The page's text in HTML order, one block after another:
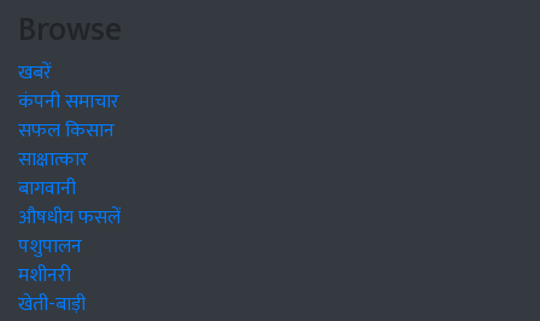
Browse
खबरें
कंपनी समाचार
सफल किसान
साक्षात्कार
बागवानी
औषधीय फसलें
पशुपालन
मशीनरी
खेती-बाड़ी